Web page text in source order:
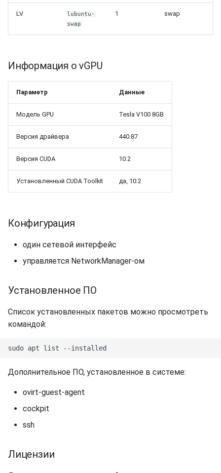
LV
lubuntu-
swap
1 swap
Информация о vGPU
Параметр Данные
Модель GPU Tesla V100 8GB
Версия драйвера 440.87
Версия CUDA 10.2
Установленный CUDA Toolkit да, 10.2
Конфигурация
один сетевой интерфейс
управляется NetworkManager-ом
Установленное ПО
Список установленных пакетов можно просмотреть
командой:
Дополнительное ПО, установленное в системе:
ovirt-guest-agent
cockpit
ssh
Лицензии